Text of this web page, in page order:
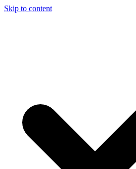
Skip to content